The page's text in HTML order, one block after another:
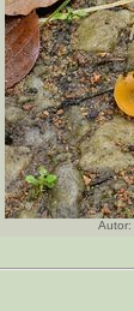
Autor: